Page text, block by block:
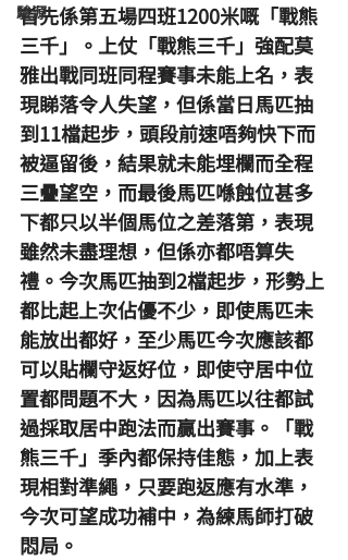
駿源
首先係第五場四班1200米嘅「戰熊
三千」。上仗「戰熊三千」強配莫
雅出戰同班同程賽事未能上名，表
現睇落令人失望，但係當日馬匹抽
到11檔起步，頭段前速唔夠快下而
被逼留後，結果就未能埋欄而全程
三疊望空，而最後馬匹喺蝕位甚多
下都只以半個馬位之差落第，表現
雖然未盡理想，但係亦都唔算失
禮。今次馬匹抽到2檔起步，形勢上
都比起上次佔優不少，即使馬匹未
能放出都好，至少馬匹今次應該都
可以貼欄守返好位，即使守居中位
置都問題不大，因為馬匹以往都試
過採取居中跑法而贏出賽事。「戰
熊三千」季內都保持佳態，加上表
現相對準繩，只要跑返應有水準，
今次可望成功補中，為練馬師打破
悶局。